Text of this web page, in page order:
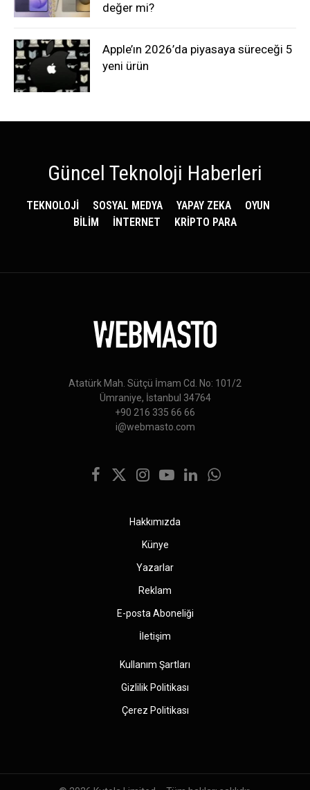
değer mi?
Apple’ın 2026’da piyasaya süreceği 5
yeni ürün
Güncel Teknoloji Haberleri
TEKNOLOJİ SOSYAL MEDYA YAPAY ZEKA
OYUN
BİLİM
İNTERNET KRİPTO PARA
Atatürk Mah. Sütçü İmam Cd. No: 101/2
Ümraniye, İstanbul 34764
+90 216 335 66 66
i@webmasto.com
Facebook
X
Instagram
YouTubeLinkedInWhatsApp
Hakkımızda
Künye
Yazarlar
Reklam
E-posta Aboneliği
İletişim
Kullanım Şartları
Gizlilik Politikası
Çerez Politikası